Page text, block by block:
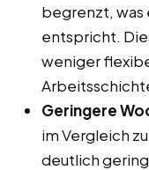
begrenzt, was
entspricht.
weniger
Geringere
im Vergleich
deutlich